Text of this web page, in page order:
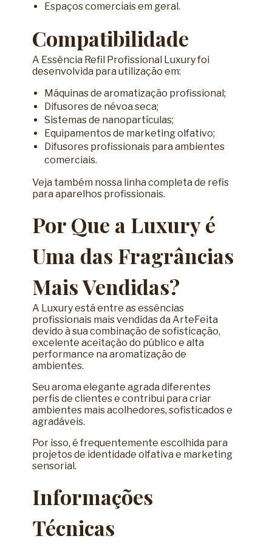
Espaços comerciais em geral.
Compatibilidade
A Essência Refil Profissional Luxury foi
desenvolvida para utilização em:
Máquinas de aromatização profissional;
Difusores de névoa seca;
Sistemas de nanopartículas;
Equipamentos de marketing olfativo;
Difusores profissionais para ambientes
comerciais.
Veja também nossa linha completa de refis
para aparelhos profissionais.
Por Que a Luxury é
Uma das Fragrâncias
Mais Vendidas?
A Luxury está entre as essências
profissionais mais vendidas da ArteFeita
devido à sua combinação de sofisticação,
excelente aceitação do público e alta
performance na aromatização de
ambientes.
Seu aroma elegante agrada diferentes
perfis de clientes e contribui para criar
ambientes mais acolhedores, sofisticados e
agradáveis.
Por isso, é frequentemente escolhida para
projetos de identidade olfativa e marketing
sensorial.
Informações
Técnicas